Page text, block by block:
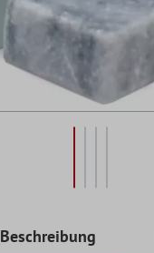
Beschreibung